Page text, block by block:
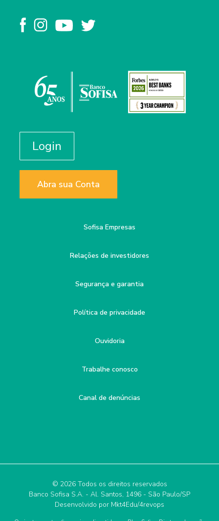
Login
Abra sua Conta
Sofisa Empresas
Relações de investidores
Segurança e garantia
Política de privacidade
Ouvidoria
Trabalhe conosco
Canal de denúncias
© 2026 Todos os direitos reservados
Banco Sofisa S.A. - Al. Santos, 1496 - São Paulo/SP
Desenvolvido por Mkt4Edu/4revops